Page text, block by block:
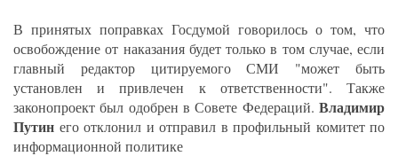
В принятых поправках Госдумой говорилось о том, что
освобождение от наказания будет только в том случае, если
главный редактор цитируемого СМИ "может быть
установлен и привлечен к ответственности". Также
законопроект был одобрен в Совете Федераций. Владимир
Путин его отклонил и отправил в профильный комитет по
информационной политике